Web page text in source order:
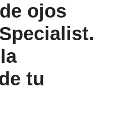
ojos
tu